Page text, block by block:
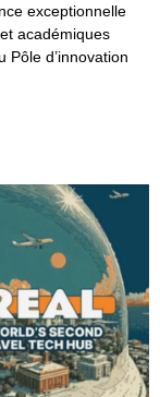
exceptionnelle
académiques
Pôle d’innovation